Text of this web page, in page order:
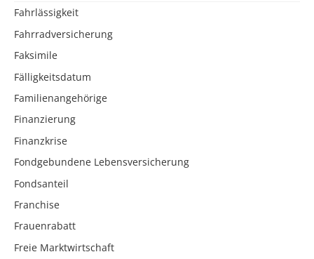
Fahrlässigkeit
Fahrradversicherung
Faksimile
Fälligkeitsdatum
Familienangehörige
Finanzierung
Finanzkrise
Fondgebundene Lebensversicherung
Fondsanteil
Franchise
Frauenrabatt
Freie Marktwirtschaft